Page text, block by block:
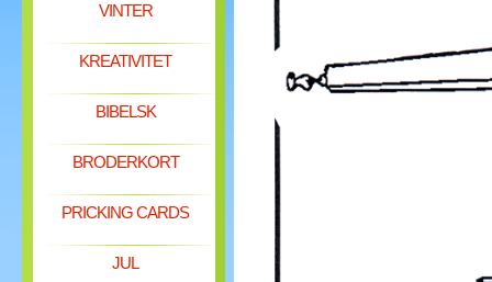
VINTER
KREATIVITET
BIBELSK
BRODERKORT
PRICKING CARDS
JUL